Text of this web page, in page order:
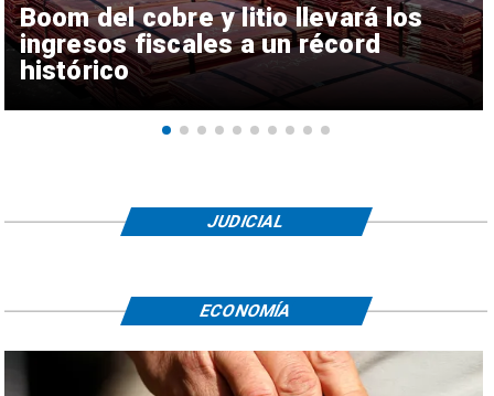
Boom del cobre y litio llevará los
ingresos fiscales a un récord
histórico
JUDICIAL
ECONOMÍA